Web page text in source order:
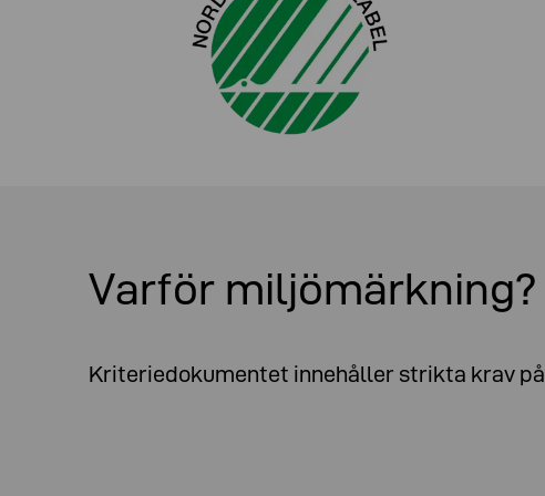
Varför miljömärkning?
Kriteriedokumentet innehåller strikta krav på